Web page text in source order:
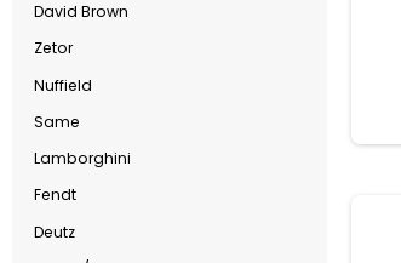
David Brown
Zetor
Nuffield
Same
Lamborghini
Fendt
Deutz